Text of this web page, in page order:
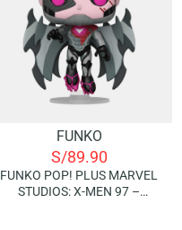
FUNKO
S/89.90
FUNKO POP! PLUS MARVEL
STUDIOS: X-MEN 97 –